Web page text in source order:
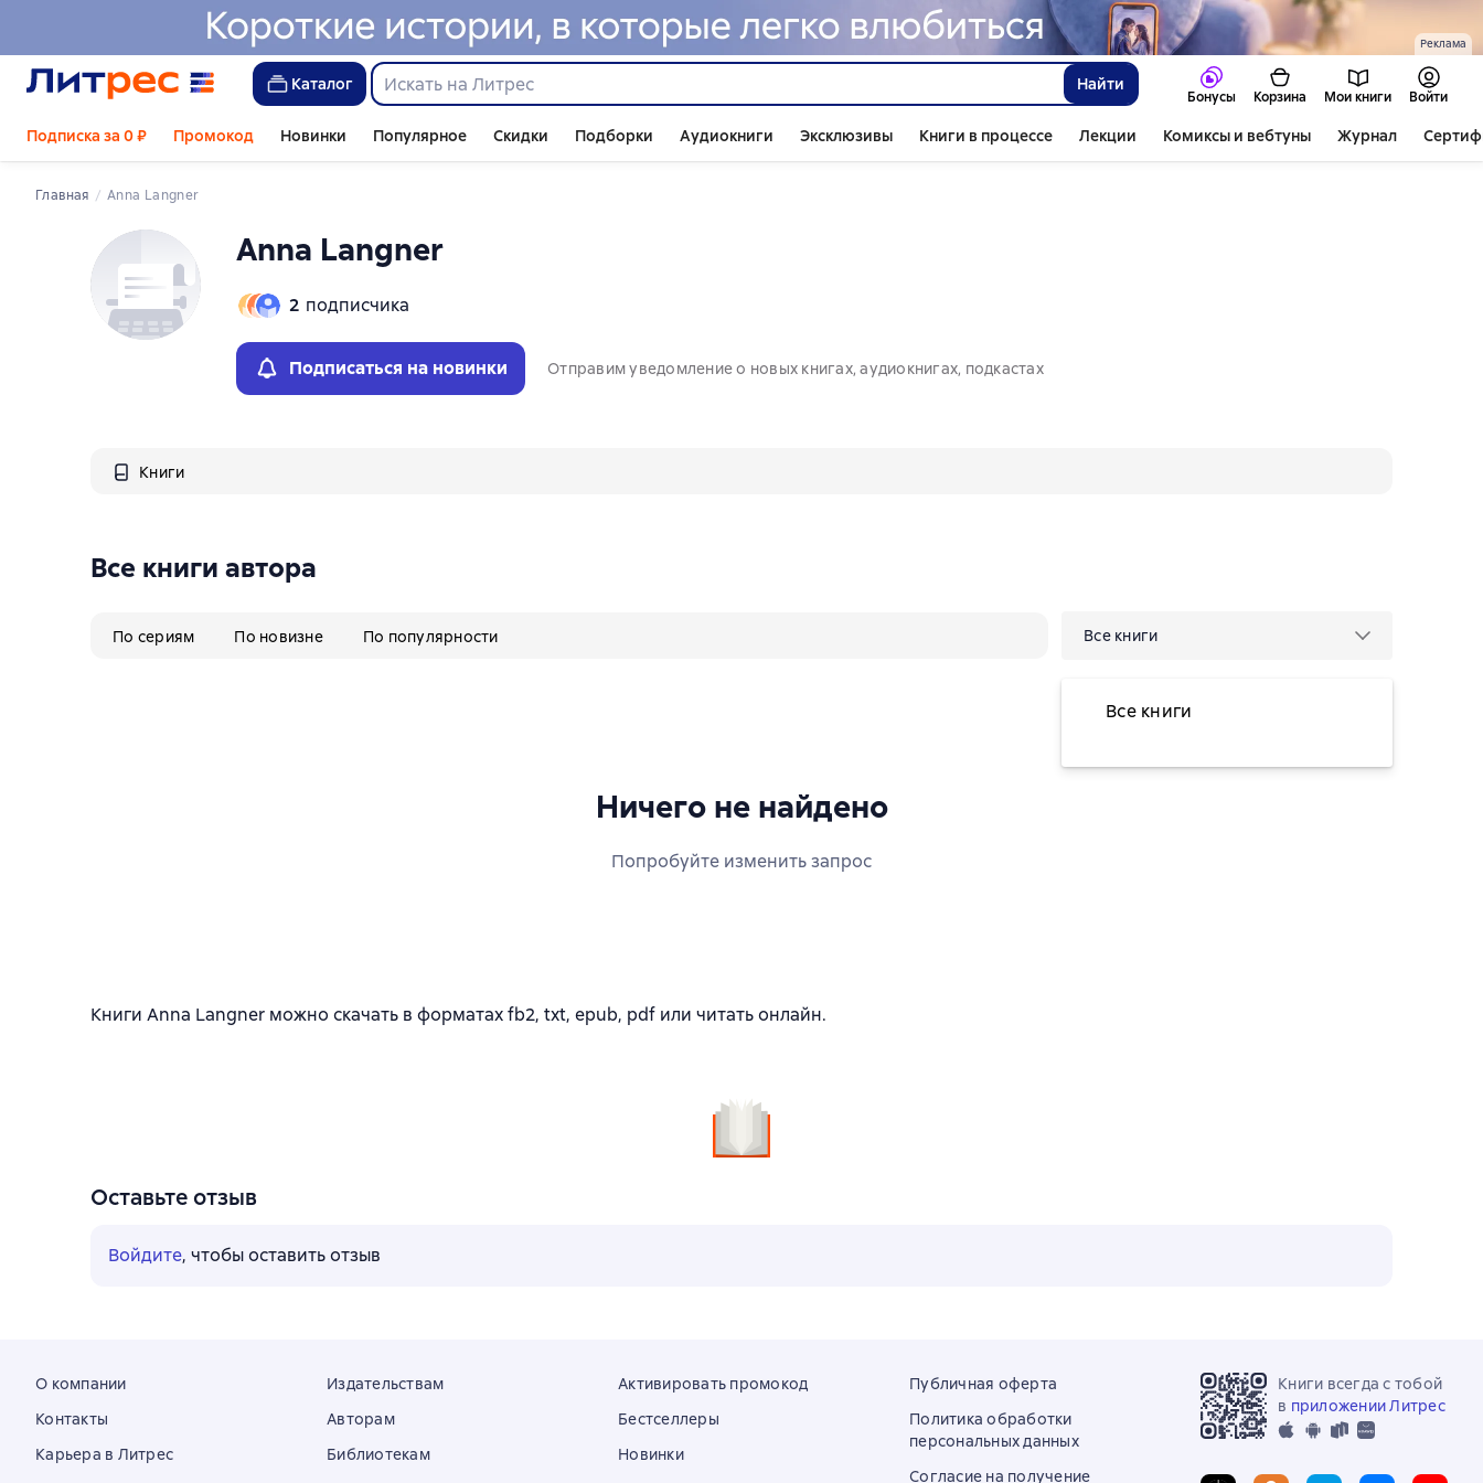
Реклама
Каталог Найти
Бонусы Корзина Мои книги Войти
Подписка за 0 ₽ Промокод Новинки Популярное Скидки Подборки Аудиокниги Эксклюзивы Книги в процессе Лекции Комиксы и вебтуны Журнал
Главная Anna Langner
Anna Langner
2 подписчика
Подписаться на новинки Отправим уведомление о новых книгах, аудиокнигах, подкастах
Книги
Все книги автора
По сериям По новизне По популярности Все книги
Все книги
ничего не найдено
Попробуйте изменить запрос
Книги Anna Langner можно скачать в форматах fb2, txt, epub, pdf или читать онлайн.
Оставьте отзыв
Войдите, чтобы оставить отзыв
О компании
Контакты
Карьера в Литрес
Издательствам
Авторам
Библиотекам
Активировать промокод
Бестселлеры
Новинки
Публичная оферта
Политика обработки
персональных данных
Согласие на получение
Книги всегда с тобой
в приложении Литрес